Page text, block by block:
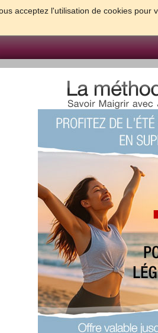
acceptez l'utilisation de cookies
FORME & SANTE PSYCHO
Les meilleures solutions
PLUS
EFFICACE